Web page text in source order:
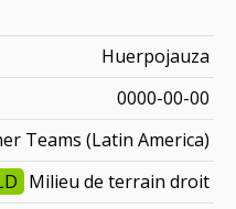
Huerpojauza
0000-00-00
Teams (Latin America)
Milieu de terrain droit